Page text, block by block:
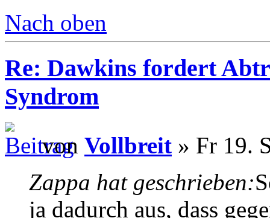
Nach oben
Re: Dawkins fordert
Syndrom
von Vollbreit » Fr 19.
Zappa hat geschrieben:
ja dadurch aus, dass